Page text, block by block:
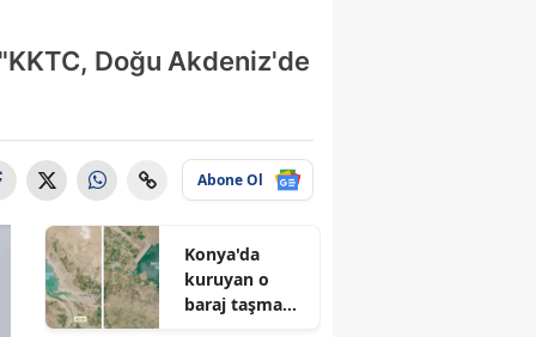
Doğu Akdeniz'de
Abone Ol
Konya'da
kuruyan o
baraj taşma